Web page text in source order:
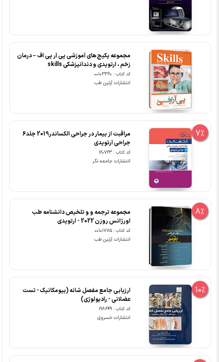
مجموعه پکیج های آموزشی پی آر پی اف – درمان
زخم ، ارتوپدی و دندانپزشکی skills
کد کتاب : 00103360
انتشارات آرتین طب
7%
مراقبت از بیمار در جراحی الکساندر2019 جلد6
جراحی ارتوپدی
کد کتاب : 120723
انتشارات جامعه نگر
8%
مجموعه ترجمه و و تلخیص دانشنامه طب
اورژانس روزن 2022 - ارتوپدی
کد کتاب : 00101775
انتشارات آرتین طب
10%
ارزیابی جامع مفصل شانه (بیومکانیک - تست
عضلانی - رادیولوژی)
کد کتاب : 198649
انتشارات خسروی